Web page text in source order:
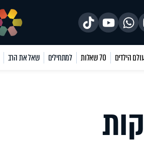
הילדים 70 שאלות למתחילים שאל את הרב